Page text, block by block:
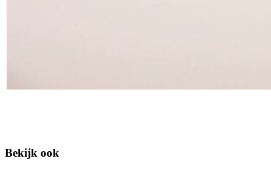
Bekijk ook